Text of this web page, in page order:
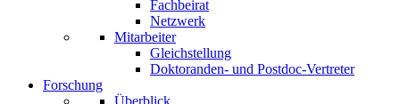
Fachbeirat
Netzwerk
Mitarbeiter
Gleichstellung
Doktoranden- und Postdoc-Vertreter
Forschung
Überblick